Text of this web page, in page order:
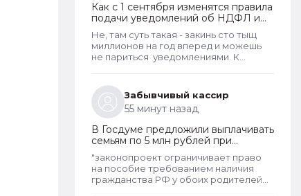
Как с 1 сентября изменятся правила
подачи уведомлений об НДФЛ и
страховых взносах
Не, там суть такая - закинь сто тыщ
миллионов на год вперед и можешь
не париться уведомлениями. К
представления 6-НДФЛ лишнее
сминусуют.
Забывчивый кассир
55 минут назад
В Госдуме предложили выплачивать
семьям по 5 млн рублей при
рождении второго ребенка
"законопроект ограничивает право
на пособие требованием наличия
гражданства РФ у обоих родителей